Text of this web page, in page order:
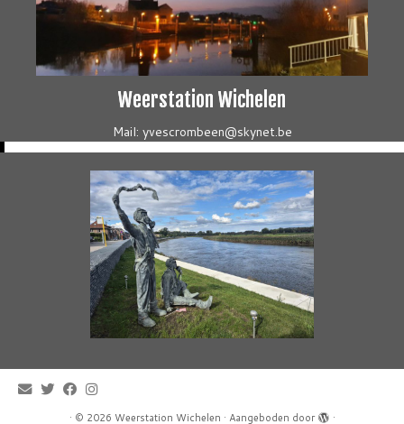
Weerstation Wichelen
Mail: yvescrombeen@skynet.be
· © 2026 Weerstation Wichelen · Aangeboden door ·